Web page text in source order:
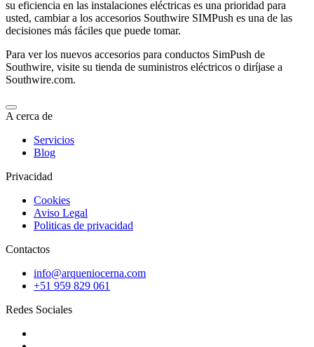
su eficiencia en las instalaciones eléctricas es una prioridad para
usted, cambiar a los accesorios Southwire SIMPush es una de las
decisiones más fáciles que puede tomar.
Para ver los nuevos accesorios para conductos SimPush de
Southwire, visite su tienda de suministros eléctricos o diríjase a
Southwire.com.
A cerca de
Servicios
Blog
Privacidad
Cookies
Aviso Legal
Politicas de privacidad
Contactos
info@arqueniocerna.com
+51 959 829 061
Redes Sociales